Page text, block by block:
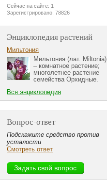
Сейчас на сайте: 1
Зарегистрировано: 78826
Энциклопедия растений
Мильтония
Мильтония (лат. Miltonia)
– комнатное растение;
многолетнее растение
семейства Орхидные.
Вся энциклопедия
Вопрос-ответ
Подскажите средство против
усталости
Смотреть ответ